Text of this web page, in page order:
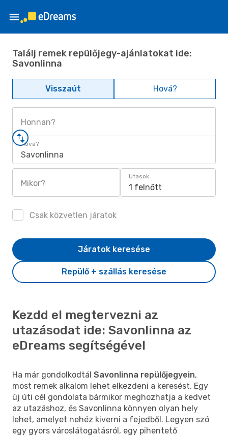
Találj remek repülőjegy-ajánlatokat ide:
Savonlinna
Visszaút Hová?
Honnan?
Hová?
Savonlinna
Mikor?
Utasok
1 felnőtt
Csak közvetlen járatok
Repülő + szállás keresése
Járatok keresése
Kezdd el megtervezni az
utazásodat ide: Savonlinna az
eDreams segítségével
Ha már gondolkodtál Savonlinna repülőjegyein,
most remek alkalom lehet elkezdeni a keresést. Egy
új úti cél gondolata bármikor meghozhatja a kedvet
az utazáshoz, és Savonlinna könnyen olyan hely
lehet, amelyet nehéz kiverni a fejedből. Legyen szó
egy gyors városlátogatásról, egy pihentető